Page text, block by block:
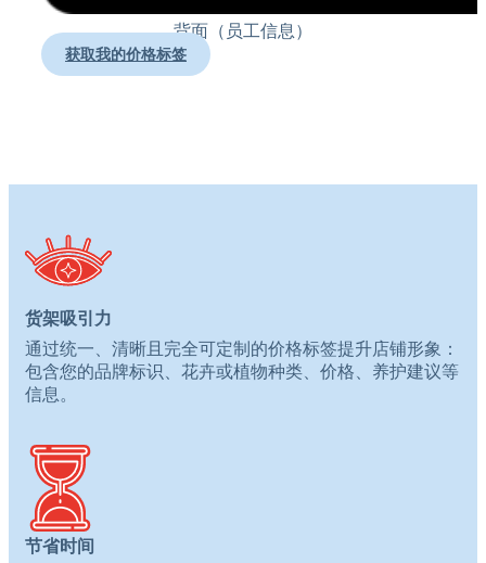
背面（员工信息）
获取我的价格标签
货架吸引力
通过统一、清晰且完全可定制的价格标签提升店铺形象：
包含您的品牌标识、花卉或植物种类、价格、养护建议等
信息。
节省时间